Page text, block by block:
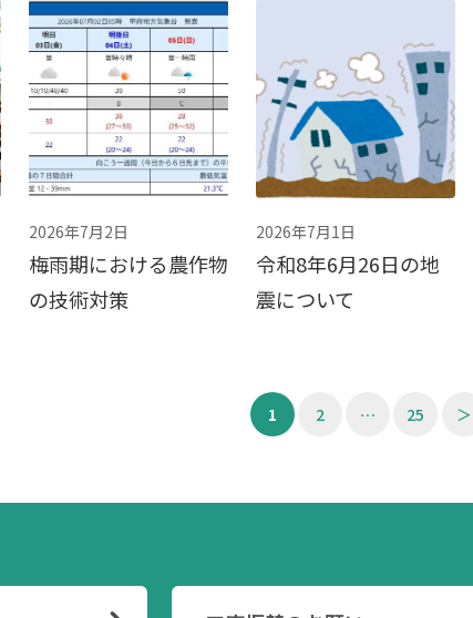
2026年7月2日
梅雨期における農作物
の技術対策
2026年7月1日
令和8年6月26日の地
震について
1 2 … 25 ＞